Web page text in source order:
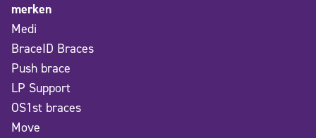
merken
Medi
BraceID Braces
Push brace
LP Support
OS1st braces
Move